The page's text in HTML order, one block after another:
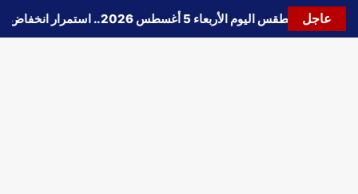
عاجل
🔵 حالة الطقس اليوم الأربعاء 5 أغسطس 2026.. استمرار انخفاض الحرارة وتحذيرات من الشبورة واضطراب الملاحة